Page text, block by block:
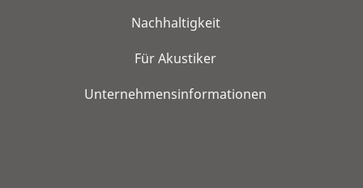
Nachhaltigkeit
Für Akustiker
Unternehmensinformationen